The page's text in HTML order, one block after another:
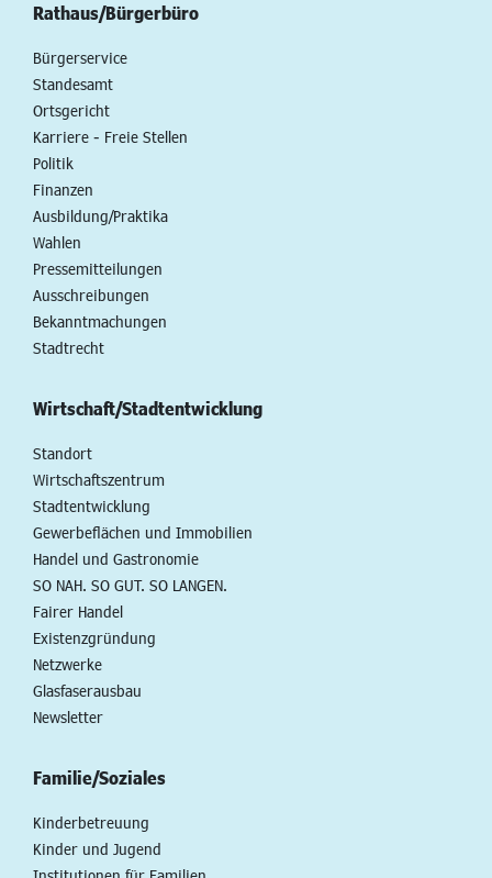
Rathaus/Bürgerbüro
Bürgerservice
Standesamt
Ortsgericht
Karriere - Freie Stellen
Politik
Finanzen
Ausbildung/Praktika
Wahlen
Pressemitteilungen
Ausschreibungen
Bekanntmachungen
Stadtrecht
Wirtschaft/Stadtentwicklung
Standort
Wirtschaftszentrum
Stadtentwicklung
Gewerbeflächen und Immobilien
Handel und Gastronomie
SO NAH. SO GUT. SO LANGEN.
Fairer Handel
Existenzgründung
Netzwerke
Glasfaserausbau
Newsletter
Familie/Soziales
Kinderbetreuung
Kinder und Jugend